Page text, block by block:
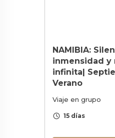
NAMIBIA:
inmensidad y
infinita|
Verano
Viaje en grupo
schedule 15 días